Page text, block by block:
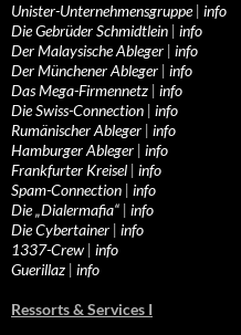
Unister-Unternehmensgruppe| info
Die Gebrüder Schmidtlein | info
Der Malaysische Ableger | info
Der Münchener Ableger | info
Das Mega-Firmennetz | info
Die Swiss-Connection | info
Rumänischer Ableger | info
Hamburger Ableger | info
Frankfurter Kreisel | info
Spam-Connection | info
Die „Dialermafia“ | info
Die Cybertainer | info
1337-Crew | info
Guerillaz | info
Ressorts & Services I